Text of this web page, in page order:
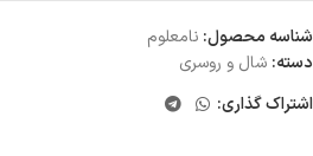
شناسه محصول: نامعلوم
دسته: شال و روسری
اشتراک گذاری: